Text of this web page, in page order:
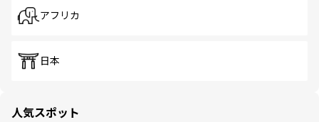
アフリカ
日本
人気スポット